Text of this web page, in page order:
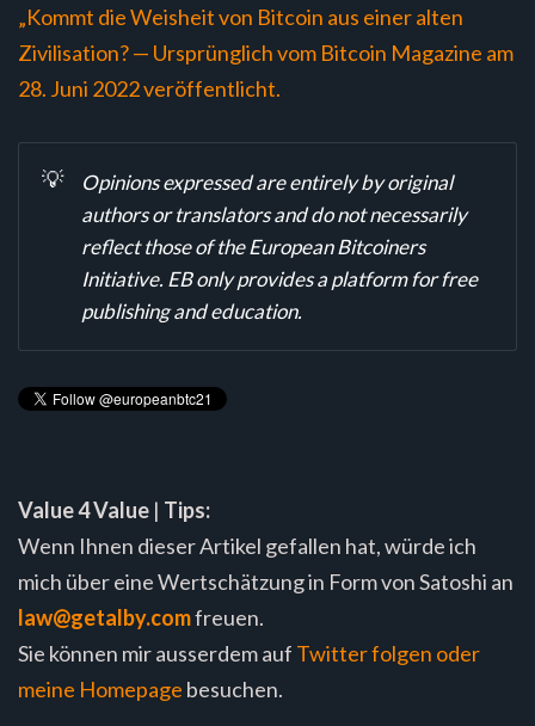
„Kommt die Weisheit von Bitcoin aus einer alten
Zivilisation? — Ursprünglich vom Bitcoin Magazine am
28. Juni 2022 veröffentlicht.
💡
Opinions expressed are entirely by original
authors or translators and do not necessarily
reflect those of the European Bitcoiners
Initiative. EB only provides a platform for free
publishing and education.
Value 4 Value | Tips:
Wenn Ihnen dieser Artikel gefallen hat, würde ich
mich über eine Wertschätzung in Form von Satoshi an
law@getalby.comfreuen.
Sie können mir ausserdem auf Twitter folgen oder
meine Homepage besuchen.